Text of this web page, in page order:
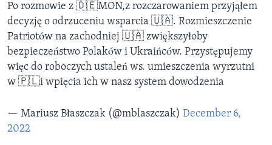
Po rozmowie z 🇩🇪MON,z rozczarowaniem przyjąłem
decyzję o odrzuceniu wsparcia 🇺🇦. Rozmieszczenie
Patriotów na zachodniej 🇺🇦 zwiększyłoby
bezpieczeństwo Polaków i Ukraińców. Przystępujemy
więc do roboczych ustaleń ws. umieszczenia wyrzutni
w 🇵🇱i wpięcia ich w nasz system dowodzenia
— Mariusz Błaszczak (@mblaszczak) December 6,
2022